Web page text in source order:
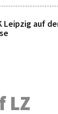
Leipzig auf
LZ